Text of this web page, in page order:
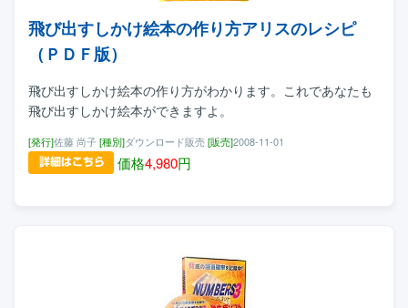
飛び出すしかけ絵本の作り方アリスのレシピ
（ＰＤＦ版）
飛び出すしかけ絵本の作り方がわかります。これであなたも
飛び出すしかけ絵本ができますよ。
[発行]佐藤 尚子[種別]ダウンロード販売[販売]2008-11-01
価格4,980円